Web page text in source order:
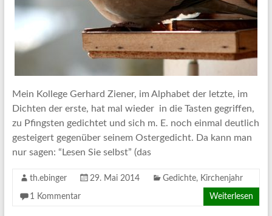
Mein Kollege Gerhard Ziener, im Alphabet der letzte, im
Dichten der erste, hat mal wieder in die Tasten gegriffen,
zu Pfingsten gedichtet und sich m. E. noch einmal deutlich
gesteigert gegenüber seinem Ostergedicht. Da kann man
nur sagen: “Lesen Sie selbst” (das
th.ebinger 29. Mai 2014 Gedichte, Kirchenjahr
1 Kommentar Weiterlesen